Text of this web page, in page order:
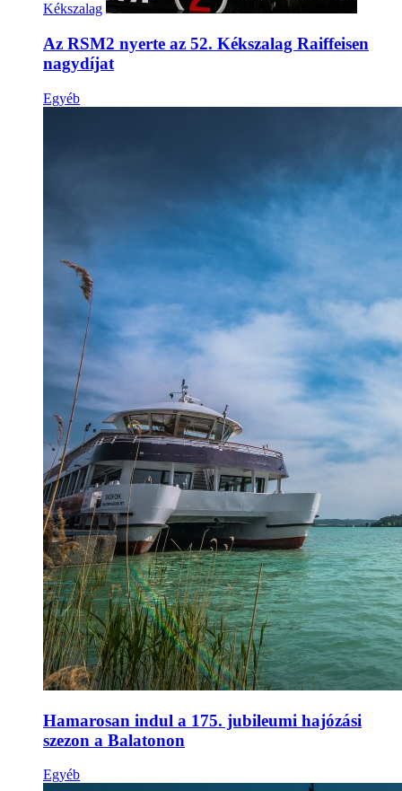
Kékszalag
Az RSM2 nyerte az 52. Kékszalag Raiffeisen
nagydíjat
Egyéb
Hamarosan indul a 175. jubileumi hajózási
szezon a Balatonon
Egyéb